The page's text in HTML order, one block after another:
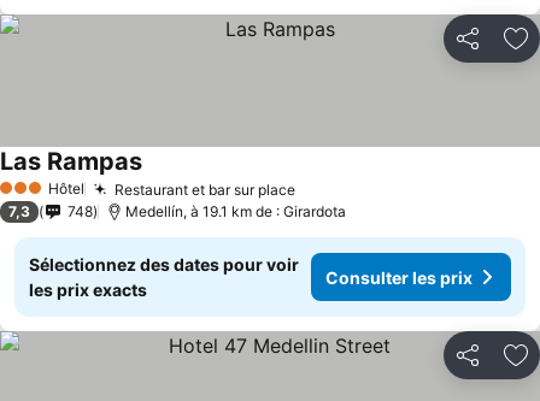
Partager
3 ÉtoilesHôtel Restaurant et bar sur place
Las Rampas
7,3 748 Medellín, à 19.1 km de : Girardota
Sélectionnez des dates pour voir
les prix exacts
Consulter les prix
Partager